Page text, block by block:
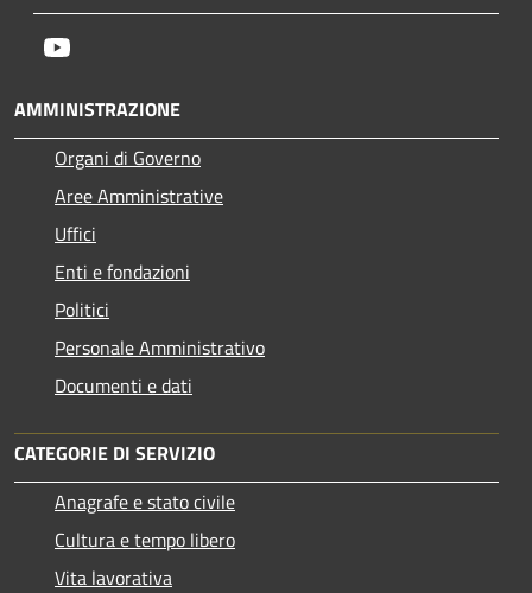
AMMINISTRAZIONE
Organi di Governo
Aree Amministrative
Uffici
Enti e fondazioni
Politici
Personale Amministrativo
Documenti e dati
CATEGORIE DI SERVIZIO
Anagrafe e stato civile
Cultura e tempo libero
Vita lavorativa